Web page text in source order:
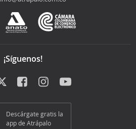
¡Síguenos!
Descárgate gratis la
app de Atrápalo